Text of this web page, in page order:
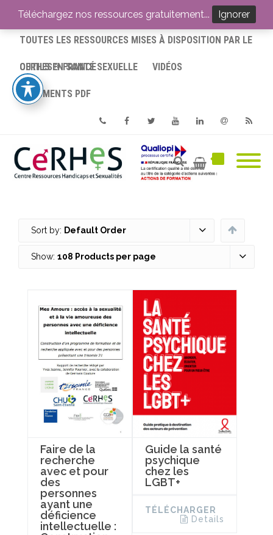
ACCUEIL
TOUTES LES RESSOURCES MISES À DISPOSITION PAR LE
CERHES® FRANCE
OUTILS EN SANTÉ SEXUELLE VIDÉOS
DOCUMENTS PDF
PhoneFacebookTwitterYoutube
Sort by: Default Order
Show: 108 Products per page
Faire de la
recherche
avec et pour
des
personnes
ayant une
déficience
intellectuelle :
Guide la santé
psychique
chez les
LGBT+
TÉLÉCHARGER
Details
Téléchargez nos ressources gratuitement... Ignorer